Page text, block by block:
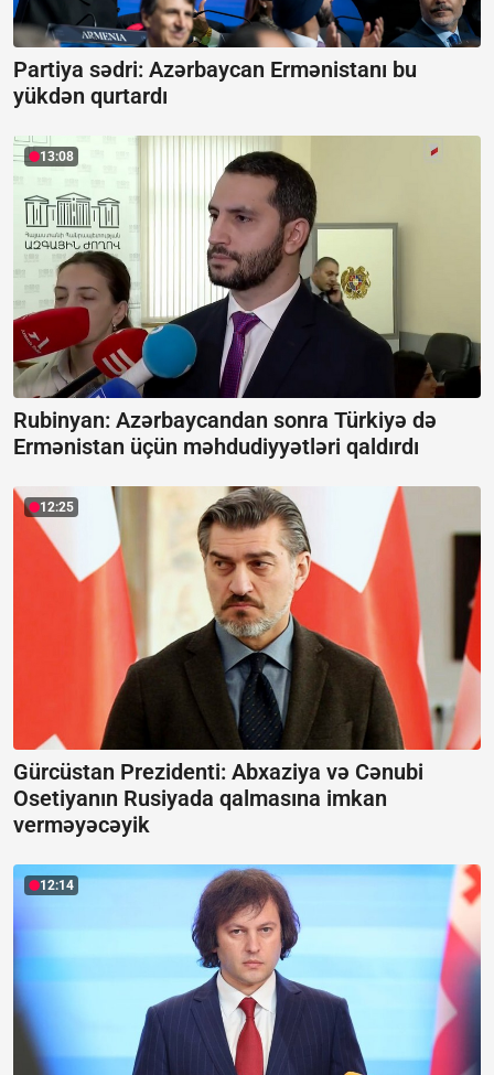
Partiya sədri: Azərbaycan Ermənistanı bu
yükdən qurtardı
13:08
Rubinyan: Azərbaycandan sonra Türkiyə də
Ermənistan üçün məhdudiyyətləri qaldırdı
12:25
Gürcüstan Prezidenti: Abxaziya və Cənubi
Osetiyanın Rusiyada qalmasına imkan
verməyəcəyik
12:14